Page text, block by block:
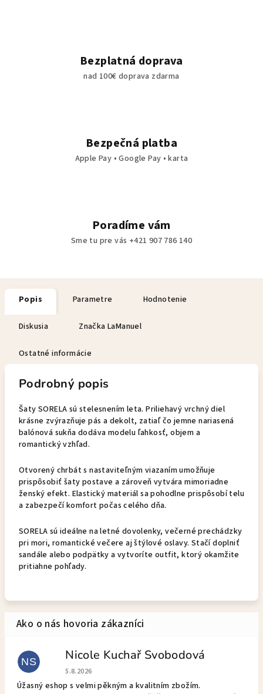
Bezplatná doprava
nad 100€ doprava zdarma
Bezpečná platba
Apple Pay • Google Pay • karta
Poradíme vám
Sme tu pre vás +421 907 786 140
Popis Parametre Hodnotenie
Diskusia Značka LaManuel
Ostatné informácie
Podrobný popis
Šaty SORELA sú stelesnením leta. Priliehavý vrchný diel
krásne zvýrazňuje pás a dekolt, zatiaľ čo jemne nariasená
balónová sukňa dodáva modelu ľahkosť, objem a
romantický vzhľad.
Otvorený chrbát s nastaviteľným viazaním umožňuje
prispôsobiť šaty postave a zároveň vytvára mimoriadne
ženský efekt. Elastický materiál sa pohodlne prispôsobí telu
a zabezpečí komfort počas celého dňa.
SORELA sú ideálne na letné dovolenky, večerné prechádzky
pri mori, romantické večere aj štýlové oslavy. Stačí doplniť
sandále alebo podpätky a vytvoríte outfit, ktorý okamžite
pritiahne pohľady.
NS Nicole Kuchař Svobodová
Hodnotenie obchodu je 5 z 5 hviezdičiek.
5.8.2026
Úžasný eshop s velmi pěkným a kvalitním zbožím.